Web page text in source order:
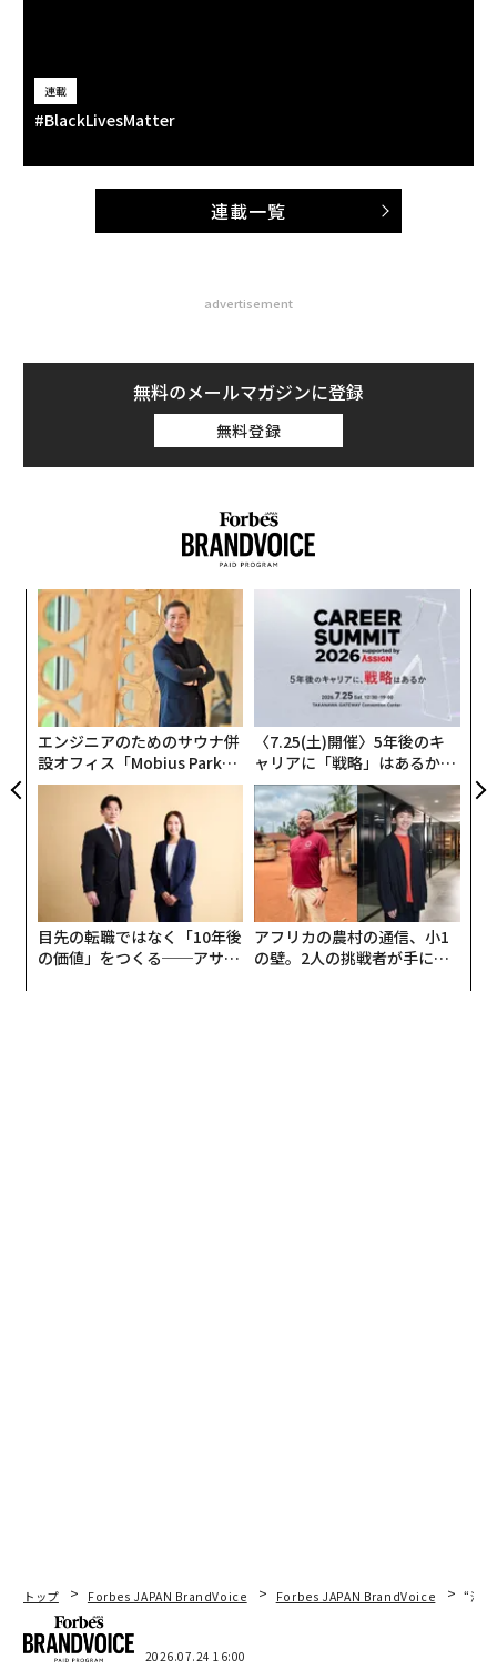
連載
#BlackLivesMatter
連載一覧
advertisement
無料のメールマガジンに登録
無料登録
エンジニアのためのサウナ併
設オフィス「Mobius Park」
がオープン──タマディック
が健康経営を徹底する理由
〈7.25(土)開催〉5年後のキ
ャリアに「戦略」はあるか。
トップエグゼクティブのキャ
リアに触れる1日│CAREER S
UMMIT 2026
目先の転職ではなく「10年後
の価値」をつくる──アサイ
アフリカの農村の通信、小1
の壁。2人の挑戦者が手にし
トップ Forbes JAPAN BrandVoice Forbes JAPAN BrandVoice “泊
2026.07.24 16:00